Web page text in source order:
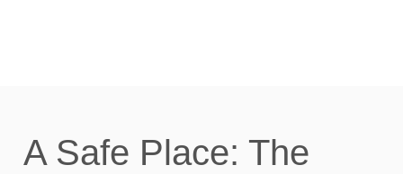
A Safe Place: The